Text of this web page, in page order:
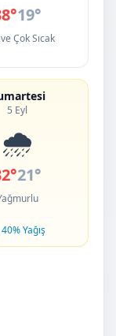
19°
Çok Sıcak
5 Eyl
🌧️
21°
40% Yağış